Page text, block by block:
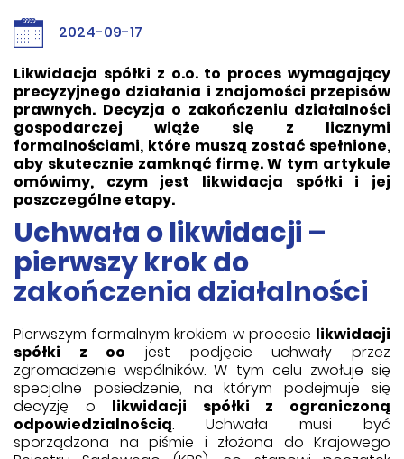
2024-09-17
Likwidacja spółki z o.o. to proces wymagający
precyzyjnego działania i znajomości przepisów
prawnych. Decyzja o zakończeniu działalności
gospodarczej wiąże się z licznymi
formalnościami, które muszą zostać spełnione,
aby skutecznie zamknąć firmę. W tym artykule
omówimy, czym jest likwidacja spółki i jej
poszczególne etapy.
Uchwała o likwidacji –
pierwszy krok do
zakończenia działalności
Pierwszym formalnym krokiem w procesie likwidacji
spółki z oo jest podjęcie uchwały przez
zgromadzenie wspólników. W tym celu zwołuje się
specjalne posiedzenie, na którym podejmuje się
decyzję o likwidacji spółki z ograniczoną
odpowiedzialnością. Uchwała musi być
sporządzona na piśmie i złożona do Krajowego